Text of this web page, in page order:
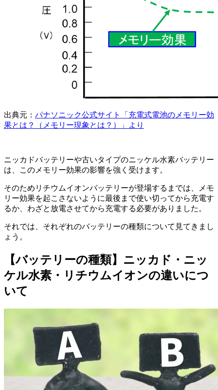
出典元： パナソニック公式サイト「充電式電池のメモリー効
果とは？（メモリー現象とは？）」より
ニッカドバッテリーや古いタイプのニッケル水素バッテリー
は、このメモリー効果の影響を強く受けます。
そのためリチウムイオンバッテリーが登場するまでは、メモ
リー効果を起こさないように最後まで使い切ってから充電す
るか、わざと放電させてから充電する必要がありました。
それでは、それぞれのバッテリーの種類について見てきまし
ょう。
【バッテリーの種類】ニッカド・ニッ
ケル水素・リチウムイオンの違いにつ
いて